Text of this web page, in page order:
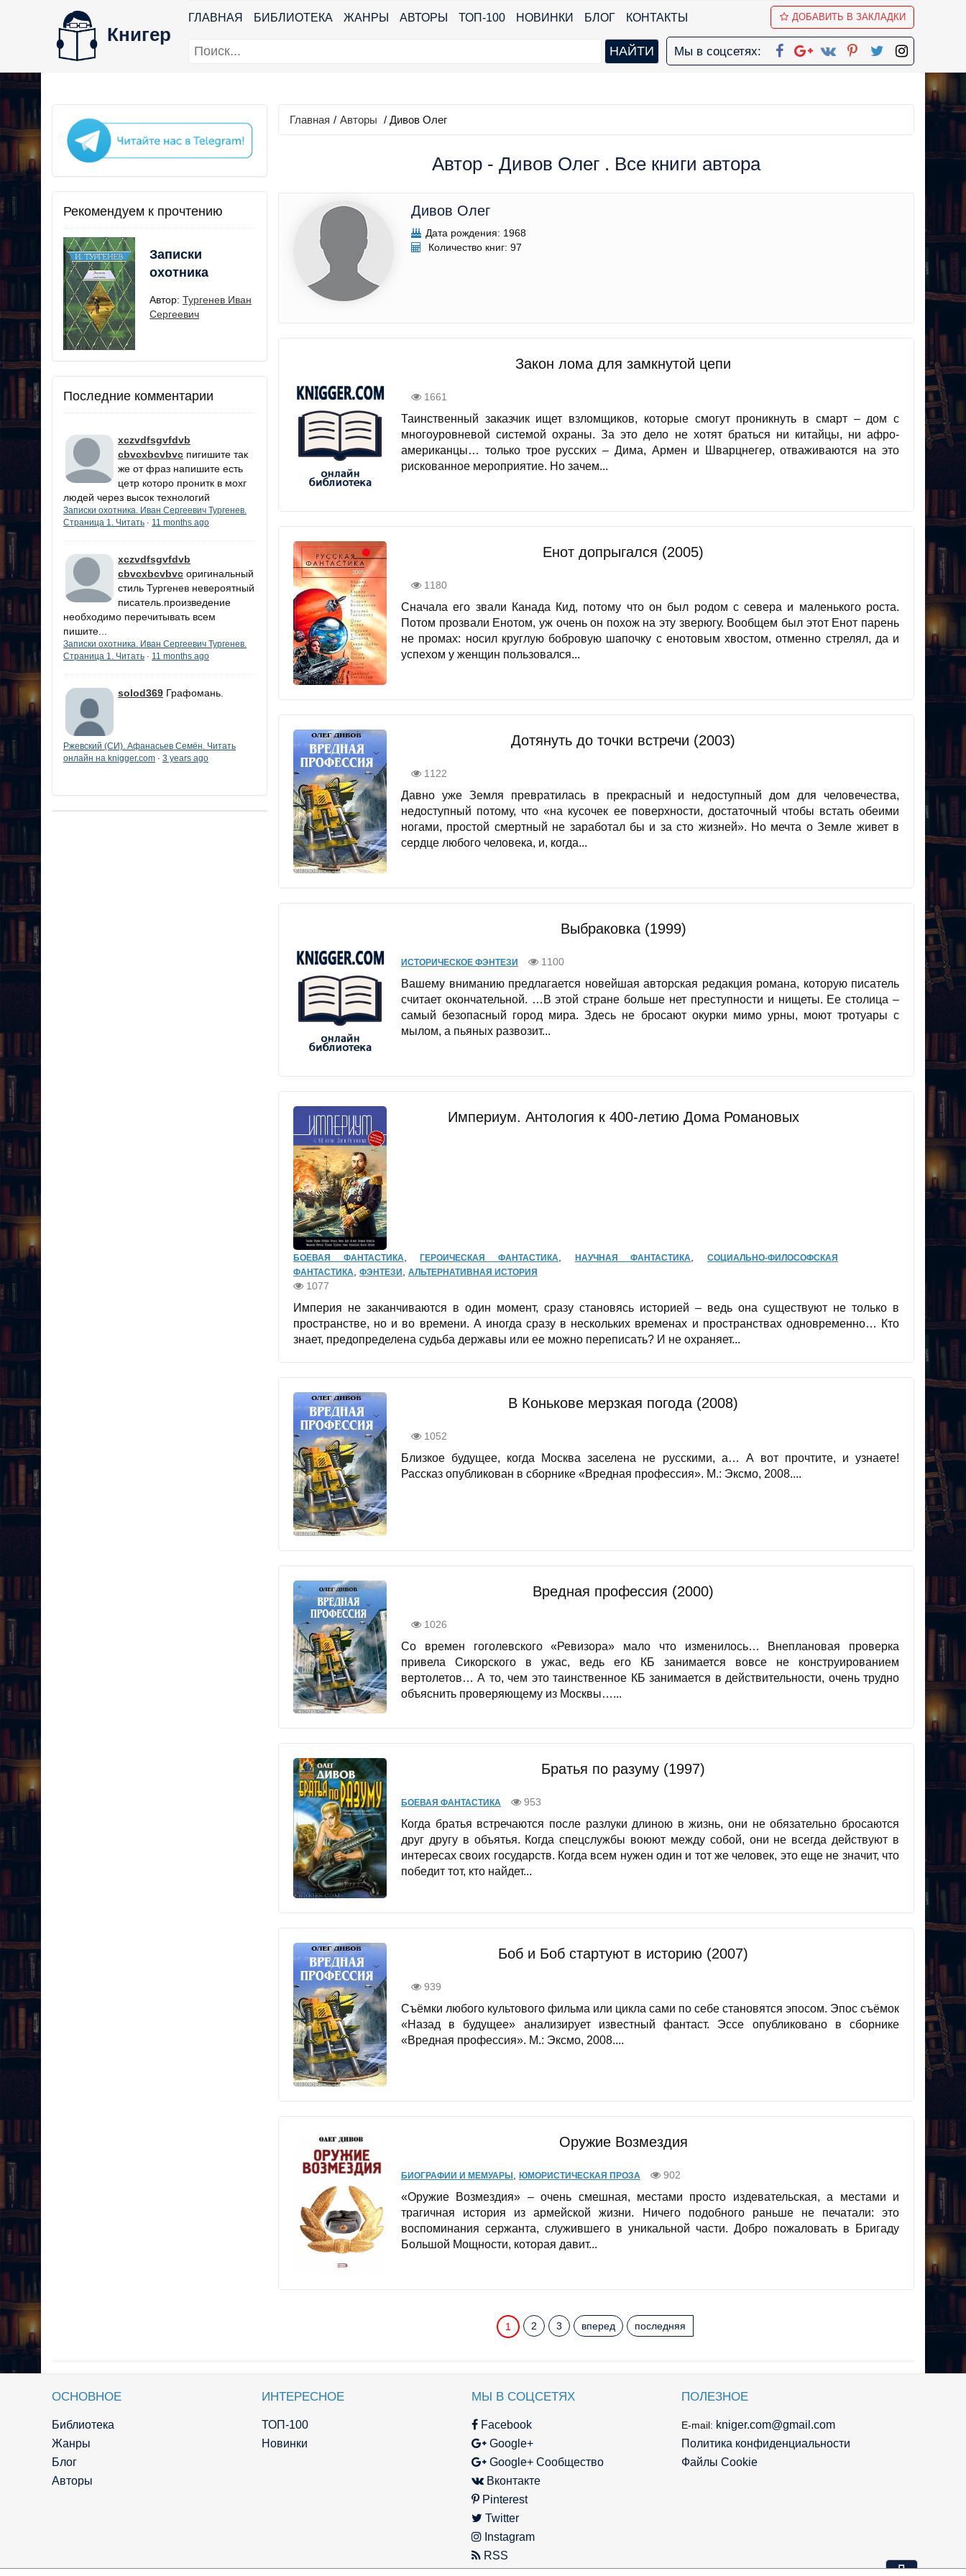
Книгер
ГЛАВНАЯ БИБЛИОТЕКА ЖАНРЫ АВТОРЫ ТОП-100 НОВИНКИ БЛОГ КОНТАКТЫ ДОБАВИТЬ В ЗАКЛАДКИ
Мы в соцсетях:
Рекомендуем к прочтению
Записки
охотника
Автор: Тургенев Иван
Сергеевич
Последние комментарии
xczvdfsgvfdvb
cbvcxbcvbvc пигишите так
же от фраз напишите есть
цетр которо пронитк в мохг
людей через высок технологий
Записки охотника. Иван Сергеевич Тургенев.
Страница 1. Читать · 11 months ago
xczvdfsgvfdvb
cbvcxbcvbvc оригинальный
стиль Тургенев невероятный
писатель.произведение
необходимо перечитывать всем
пишите...
Записки охотника. Иван Сергеевич Тургенев.
Страница 1. Читать · 11 months ago
solod369 Графомань.
Ржевский (СИ). Афанасьев Семён. Читать
онлайн на knigger.com · 3 years ago
Главная / Авторы / Дивов Олег
Автор - Дивов Олег . Все книги автора
Дивов Олег
Дата рождения: 1968
Количество книг: 97
Закон лома для замкнутой цепи
1661
Таинственный заказчик ищет взломщиков, которые смогут проникнуть в смарт – дом с
многоуровневой системой охраны. За это дело не хотят браться ни китайцы, ни афро-
американцы… только трое русских – Дима, Армен и Шварцнегер, отваживаются на это
рискованное мероприятие. Но зачем...
Енот допрыгался (2005)
1180
Сначала его звали Канада Кид, потому что он был родом с севера и маленького роста.
Потом прозвали Енотом, уж очень он похож на эту зверюгу. Вообщем был этот Енот парень
не промах: носил круглую бобровую шапочку с енотовым хвостом, отменно стрелял, да и
успехом у женщин пользовался...
Дотянуть до точки встречи (2003)
1122
Давно уже Земля превратилась в прекрасный и недоступный дом для человечества,
недоступный потому, что «на кусочек ее поверхности, достаточный чтобы встать обеими
ногами, простой смертный не заработал бы и за сто жизней». Но мечта о Земле живет в
сердце любого человека, и, когда...
Выбраковка (1999)
ИСТОРИЧЕСКОЕ ФЭНТЕЗИ 1100
Вашему вниманию предлагается новейшая авторская редакция романа, которую писатель
считает окончательной. …В этой стране больше нет преступности и нищеты. Ее столица –
самый безопасный город мира. Здесь не бросают окурки мимо урны, моют тротуары с
мылом, а пьяных развозит...
Империум. Антология к 400-летию Дома Романовых
БОЕВАЯ ФАНТАСТИКА ,ГЕРОИЧЕСКАЯ ФАНТАСТИКА НАУЧНАЯ ФАНТАСТИКА ,СОЦИАЛЬНО-ФИЛОСОФСКАЯ
ФАНТАСТИКА ФЭНТЕЗИ АЛЬТЕРНАТИВНАЯ ИСТОРИЯ
1077
Империя не заканчиваются в один момент, сразу становясь историей – ведь она существуют не только в
пространстве, но и во времени. А иногда сразу в нескольких временах и пространствах одновременно… Кто
знает, предопределена судьба державы или ее можно переписать? И не охраняет...
В Конькове мерзкая погода (2008)
1052
Близкое будущее, когда Москва заселена не русскими, а… А вот прочтите, и узнаете!
Рассказ опубликован в сборнике «Вредная профессия». М.: Эксмо, 2008....
Вредная профессия (2000)
1026
Со времен гоголевского «Ревизора» мало что изменилось… Внеплановая проверка
привела Сикорского в ужас, ведь его КБ занимается вовсе не конструированием
вертолетов… А то, чем это таинственное КБ занимается в действительности, очень трудно
объяснить проверяющему из Москвы…...
Братья по разуму (1997)
БОЕВАЯ ФАНТАСТИКА 953
Когда братья встречаются после разлуки длиною в жизнь, они не обязательно бросаются
друг другу в объятья. Когда спецслужбы воюют между собой, они не всегда действуют в
интересах своих государств. Когда всем нужен один и тот же человек, это еще не значит, что
победит тот, кто найдет...
Боб и Боб стартуют в историю (2007)
939
Съёмки любого культового фильма или цикла сами по себе становятся эпосом. Эпос съёмок
«Назад в будущее» анализирует известный фантаст. Эссе опубликовано в сборнике
«Вредная профессия». М.: Эксмо, 2008....
Оружие Возмездия
БИОГРАФИИ И МЕМУАРЫ , ЮМОРИСТИЧЕСКАЯ ПРОЗА 902
«Оружие Возмездия» – очень смешная, местами просто издевательская, а местами и
трагичная история из армейской жизни. Ничего подобного раньше не печатали: это
воспоминания сержанта, служившего в уникальной части. Добро пожаловать в Бригаду
Большой Мощности, которая давит...
1 2 3 вперед последняя
ОСНОВНОЕ
Библиотека
Жанры
Блог
Авторы
ИНТЕРЕСНОЕ
ТОП-100
Новинки
МЫ В СОЦСЕТЯХ
Facebook
Google+
Google+ Сообщество
Вконтакте
Pinterest
Twitter
Instagram
RSS
ПОЛЕЗНОЕ
E-mail: kniger.com@gmail.com
Политика конфиденциальности
Файлы Cookie